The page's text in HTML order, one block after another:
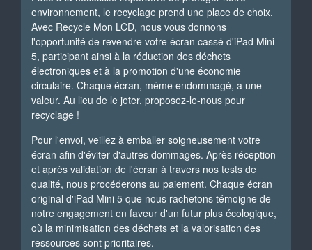
environnement, le recyclage prend une place de choix.
Avec Recycle Mon LCD, nous vous donnons
l'opportunité de revendre votre écran cassé d'iPad Mini
5, participant ainsi à la réduction des déchets
électroniques et à la promotion d'une économie
circulaire. Chaque écran, même endommagé, a une
valeur. Au lieu de le jeter, proposez-le-nous pour
recyclage !
Pour l'envoi, veillez à emballer soigneusement votre
écran afin d'éviter d'autres dommages. Après réception
et après validation de l'écran à travers nos tests de
qualité, nous procéderons au paiement. Chaque écran
original d'iPad Mini 5 que nous rachetons témoigne de
notre engagement en faveur d'un futur plus écologique,
où la minimisation des déchets et la valorisation des
ressources sont prioritaires.